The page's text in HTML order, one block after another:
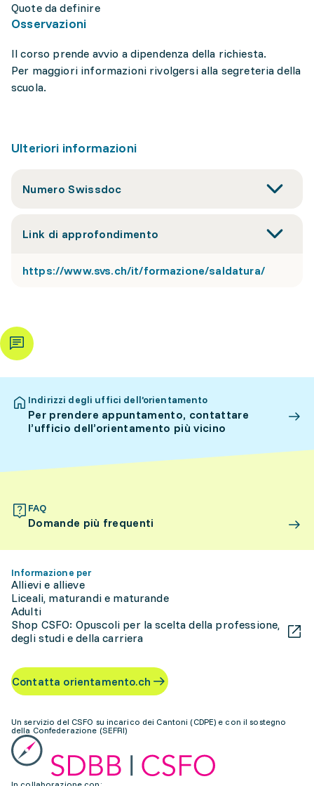
Quote da definire
Osservazioni
Il corso prende avvio a dipendenza della richiesta.
Per maggiori informazioni rivolgersi alla segreteria della
scuola.
Ulteriori informazioni
Numero Swissdoc
Link di approfondimento
https://www.svs.ch/it/formazione/saldatura/
Indirizzi degli uffici dell’orientamento
Per prendere appuntamento, contattare
l’ufficio dell’orientamento più vicino
FAQ
Domande più frequenti
Informazione per
Allievi e allieve
Liceali, maturandi e maturande
Adulti
Shop CSFO: Opuscoli per la scelta della professione,
degli studi e della carriera
Contatta orientamento.ch
Un servizio del CSFO su incarico dei Cantoni (CDPE) e con il sostegno
della Confederazione (SEFRI)